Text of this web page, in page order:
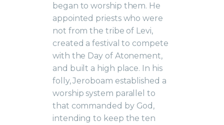
began to worship them. He
appointed priests who were
not from the tribe of Levi,
created a festival to compete
with the Day of Atonement,
and built a high place. In his
folly, Jeroboam established a
worship system parallel to
that commanded by God,
intending to keep the ten